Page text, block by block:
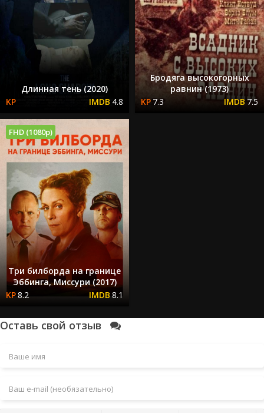
Длинная тень (2020)
4.8
Бродяга высокогорных
равнин (1973)
7.3
7.5
FHD (1080p)
Три билборда на границе
Эббинга, Миссури (2017)
8.2
8.1
Оставь свой отзыв